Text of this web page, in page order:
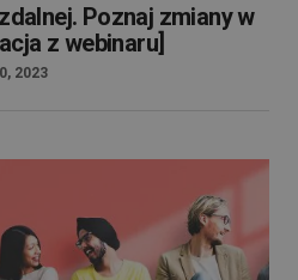
Poznaj zmiany w
z webinaru]
2023